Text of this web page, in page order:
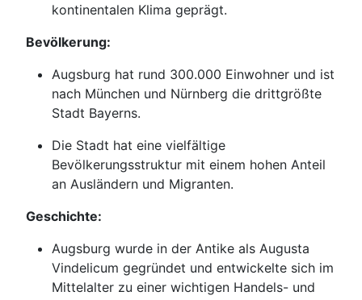
kontinentalen Klima geprägt.
Bevölkerung:
Augsburg hat rund 300.000 Einwohner und ist
nach München und Nürnberg die drittgrößte
Stadt Bayerns.
Die Stadt hat eine vielfältige
Bevölkerungsstruktur mit einem hohen Anteil
an Ausländern und Migranten.
Geschichte:
Augsburg wurde in der Antike als Augusta
Vindelicum gegründet und entwickelte sich im
Mittelalter zu einer wichtigen Handels- und